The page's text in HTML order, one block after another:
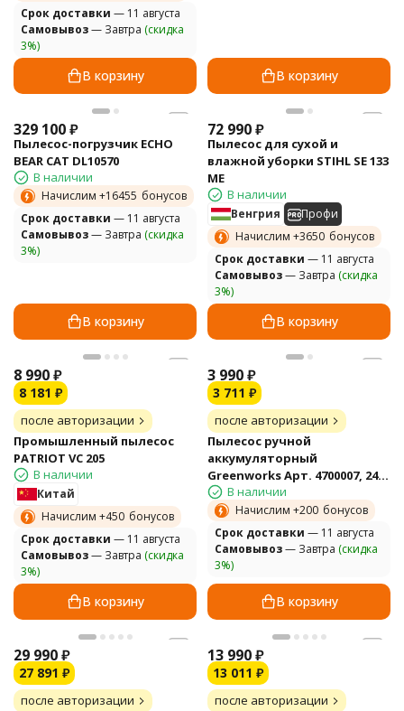
Cрок доставки — 11 августа
Самовывоз— Завтра (скидка
3%)
В корзину В корзину
329 100₽
Пылесос-погрузчик ECHO
BEAR CAT DL10570
В наличии
Начислим +16455 бонусов
Cрок доставки — 11 августа
Самовывоз— Завтра (скидка
3%)
В корзину
72 990₽
Пылесос для сухой и
влажной уборки STIHL SE 133
ME
В наличии
Венгрия
Профи
Начислим +3650 бонусов
Cрок доставки — 11 августа
Самовывоз— Завтра (скидка
3%)
В корзину
8 990₽
8 181 ₽
после авторизации
Промышленный пылесос
PATRIOT VC 205
В наличии
Китай
Начислим +450 бонусов
Cрок доставки — 11 августа
Самовывоз— Завтра (скидка
3%)
В корзину
3 990₽
3 711 ₽
после авторизации
Пылесос ручной
аккумуляторный
Greenworks Арт. 4700007, 24V,
без АКБ и ЗУ
В наличии
Начислим +200 бонусов
Cрок доставки — 11 августа
Самовывоз— Завтра (скидка
3%)
В корзину
29 990₽
27 891 ₽
после авторизации
13 990₽
13 011 ₽
после авторизации